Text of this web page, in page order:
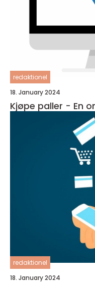
redaktionel
18. January 2024
Kjøpe paller - En
redaktionel
18. January 2024